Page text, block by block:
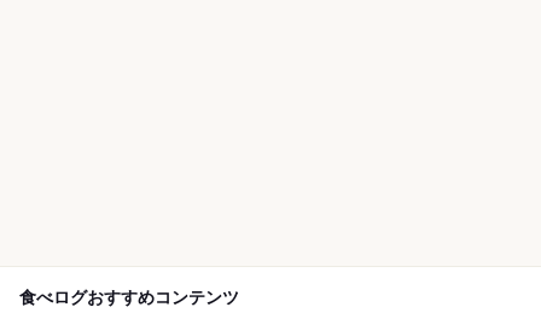
食べログおすすめコンテンツ